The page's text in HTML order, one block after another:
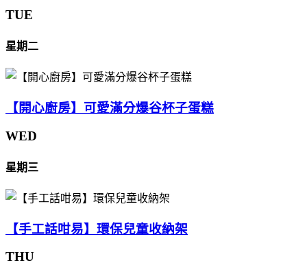
TUE
星期二
【開心廚房】可愛滿分爆谷杯子蛋糕
WED
星期三
【手工話咁易】環保兒童收納架
THU